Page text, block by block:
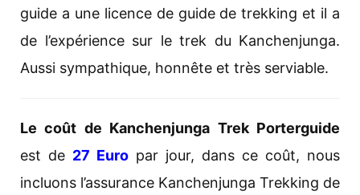
guide a une licence de guide de trekking et il a
de l’expérience sur le trek du Kanchenjunga.
Aussi sympathique, honnête et très serviable.
Le coût de Kanchenjunga Trek Porterguide
est de 27 Euro par jour, dans ce coût, nous
incluons l’assurance Kanchenjunga Trekking de